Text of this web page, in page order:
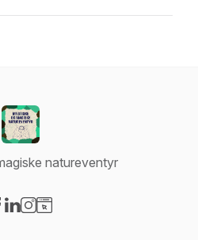
natureventyr